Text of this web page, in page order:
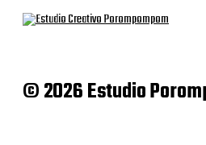
© 2026 Estudio